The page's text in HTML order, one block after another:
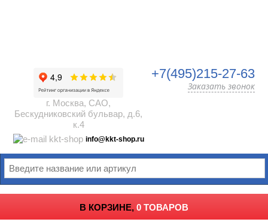
г. Москва, САО,
Бескудниковский бульвар, д.6,
к.4
info@kkt-shop.ru
+7(495)215-27-63
Заказать звонок
В КОРЗИНЕ, 0 ТОВАРОВ